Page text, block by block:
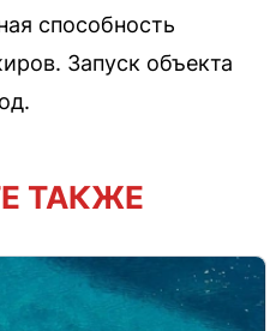
способность
Запуск объекта
ТАКЖЕ